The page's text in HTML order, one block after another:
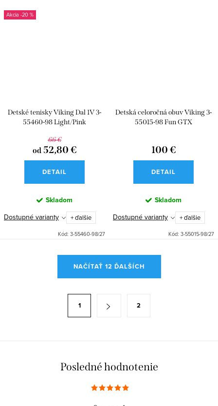
-20 %
Detské tenisky Viking Dal 1V 3-
55460-98 Light/Pink
66 €
od52,80 €
DETAIL
Skladom
Dostupné varianty + ďalšie
Kód: 3-55460-98/27
Detská celoročná obuv Viking 3-
55015-98 Fun GTX
100 €
DETAIL
Skladom
Dostupné varianty + ďalšie
Kód: 3-55015-98/27
NAČÍTAŤ 12 ĎALŠÍCH
1 2
Posledné hodnotenie